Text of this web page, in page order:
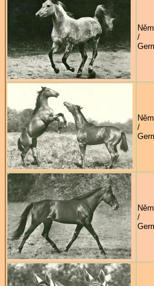
/
/
/